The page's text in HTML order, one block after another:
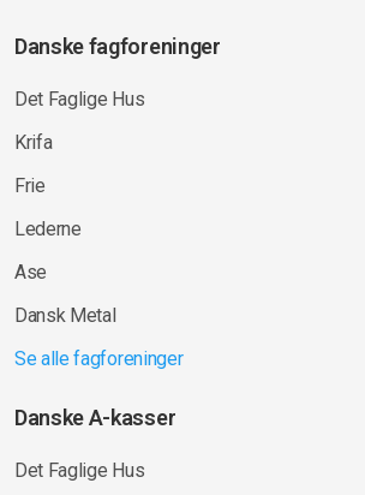
Danske fagforeninger
Det Faglige Hus
Krifa
Frie
Lederne
Ase
Dansk Metal
Se alle fagforeninger
Danske A-kasser
Det Faglige Hus